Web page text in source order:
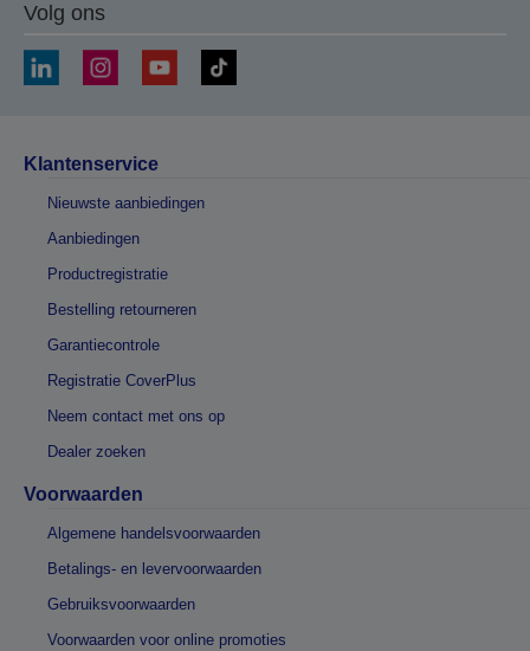
Volg ons
Klantenservice
Nieuwste aanbiedingen
Aanbiedingen
Productregistratie
Bestelling retourneren
Garantiecontrole
Registratie CoverPlus
Neem contact met ons op
Dealer zoeken
Voorwaarden
Algemene handelsvoorwaarden
Betalings- en levervoorwaarden
Gebruiksvoorwaarden
Voorwaarden voor online promoties